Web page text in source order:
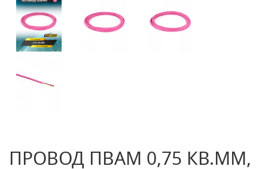
ПРОВОД ПВАМ 0,75 КВ.ММ,